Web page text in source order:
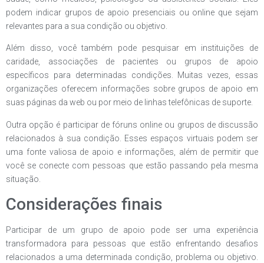
podem indicar grupos de apoio presenciais ou online que sejam
relevantes para a sua condição ou objetivo.
Além disso, você também pode pesquisar em instituições de
caridade, associações de pacientes ou grupos de apoio
específicos para determinadas condições. Muitas vezes, essas
organizações oferecem informações sobre grupos de apoio em
suas páginas da web ou por meio de linhas telefônicas de suporte.
Outra opção é participar de fóruns online ou grupos de discussão
relacionados à sua condição. Esses espaços virtuais podem ser
uma fonte valiosa de apoio e informações, além de permitir que
você se conecte com pessoas que estão passando pela mesma
situação.
Considerações finais
Participar de um grupo de apoio pode ser uma experiência
transformadora para pessoas que estão enfrentando desafios
relacionados a uma determinada condição, problema ou objetivo.